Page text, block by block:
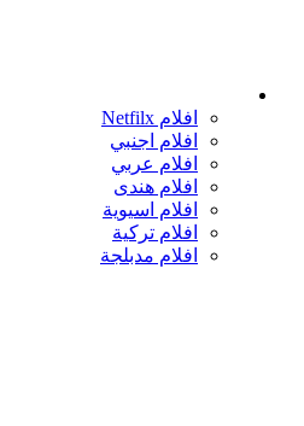
افلام Netfilx
افلام اجنبي
افلام عربي
افلام هندى
افلام اسيوية
افلام تركية
افلام مدبلجة